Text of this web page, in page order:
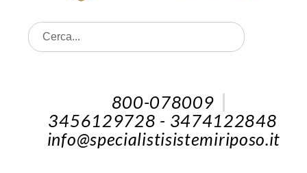
800-078009
3456129728 - 3474122848
info@specialistisistemiriposo.it